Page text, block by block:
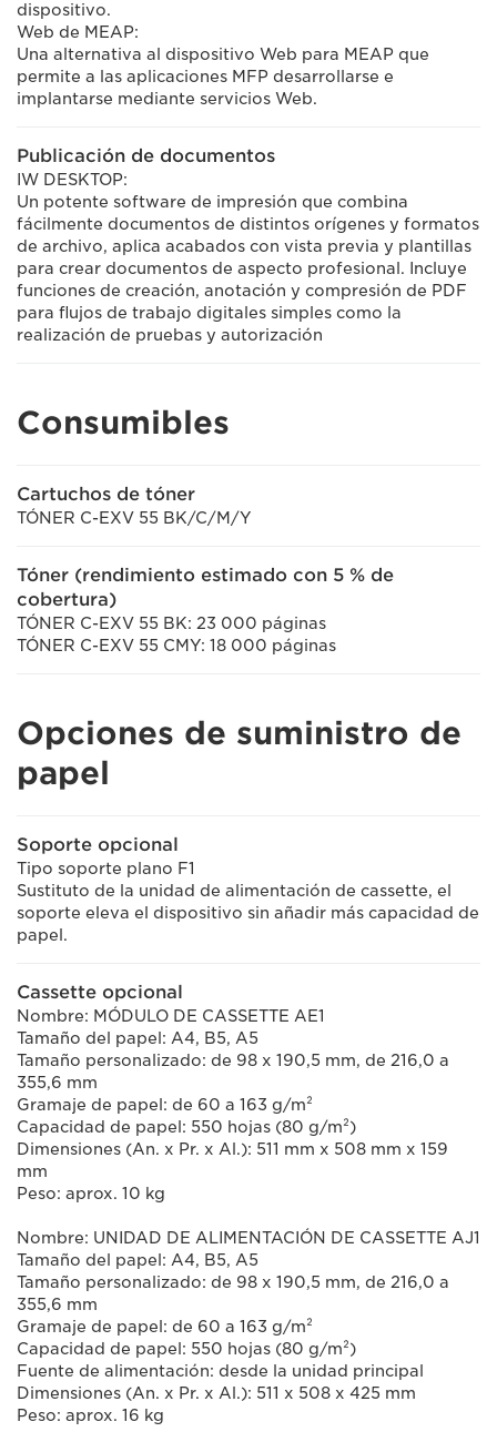
dispositivo.
Web de MEAP:
Una alternativa al dispositivo Web para MEAP que
permite a las aplicaciones MFP desarrollarse e
implantarse mediante servicios Web.
Publicación de documentos
IW DESKTOP:
Un potente software de impresión que combina
fácilmente documentos de distintos orígenes y formatos
de archivo, aplica acabados con vista previa y plantillas
para crear documentos de aspecto profesional. Incluye
funciones de creación, anotación y compresión de PDF
para flujos de trabajo digitales simples como la
realización de pruebas y autorización
Consumibles
Cartuchos de tóner
TÓNER C-EXV 55 BK/C/M/Y
Tóner (rendimiento estimado con 5 % de
cobertura)
TÓNER C-EXV 55 BK: 23 000 páginas
TÓNER C-EXV 55 CMY: 18 000 páginas
Opciones de suministro de
papel
Soporte opcional
Tipo soporte plano F1
Sustituto de la unidad de alimentación de cassette, el
soporte eleva el dispositivo sin añadir más capacidad de
papel.
Cassette opcional
Nombre: MÓDULO DE CASSETTE AE1
Tamaño del papel: A4, B5, A5
Tamaño personalizado: de 98 x 190,5 mm, de 216,0 a
355,6 mm
Gramaje de papel: de 60 a 163 g/m²
Capacidad de papel: 550 hojas (80 g/m²)
Dimensiones (An. x Pr. x Al.): 511 mm x 508 mm x 159
mm
Peso: aprox. 10 kg
Nombre: UNIDAD DE ALIMENTACIÓN DE CASSETTE AJ1
Tamaño del papel: A4, B5, A5
Tamaño personalizado: de 98 x 190,5 mm, de 216,0 a
355,6 mm
Gramaje de papel: de 60 a 163 g/m²
Capacidad de papel: 550 hojas (80 g/m²)
Fuente de alimentación: desde la unidad principal
Dimensiones (An. x Pr. x Al.): 511 x 508 x 425 mm
Peso: aprox. 16 kg